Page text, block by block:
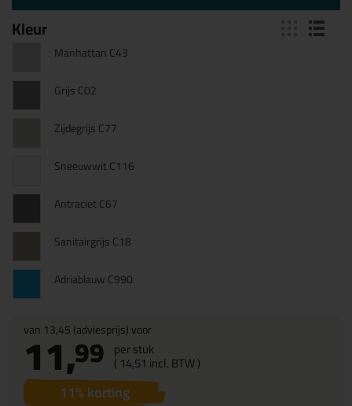
Kleur
Manhattan C43
Grijs C02
Zijdegrijs C77
Sneeuwwit C116
Antraciet C67
Sanitairgrijs C18
Adriablauw C990
van 13,45(adviesprijs) voor
11,99 per stuk
( 14,51 incl. BTW )
11% korting